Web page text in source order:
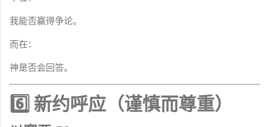
我能否赢得争论。
而在：
神是否会回答。
6️⃣ 新约呼应（谨慎而尊重）